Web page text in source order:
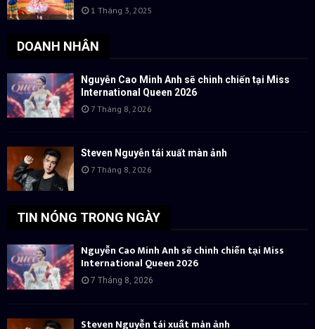
1 Tháng 3, 2025
DOANH NHÂN
Nguyễn Cao Minh Anh sẽ chinh chiến tại Miss
International Queen 2026
7 Tháng 8, 2026
Steven Nguyễn tái xuất màn ảnh
7 Tháng 8, 2026
TIN NÓNG TRONG NGÀY
Nguyễn Cao Minh Anh sẽ chinh chiến tại Miss
International Queen 2026
7 Tháng 8, 2026
Steven Nguyễn tái xuất màn ảnh